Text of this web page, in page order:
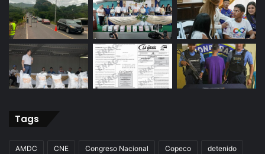
Tags
AMDC CNE Congreso Nacional Copeco detenido